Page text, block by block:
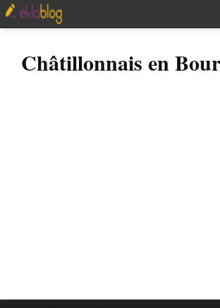
Châtillonnais en